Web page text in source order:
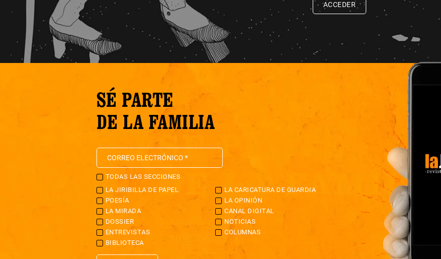
ACCEDER
SÉ PARTE
DE LA FAMILIA
TODAS LAS SECCIONES
LA JIRIBILLA DE PAPEL
LA CARICATURA DE GUARDIA
POESÍA
LA OPINIÓN
LA MIRADA
CANAL DIGITAL
DOSSIER
NOTICIAS
ENTREVISTAS
COLUMNAS
BIBLIOTECA